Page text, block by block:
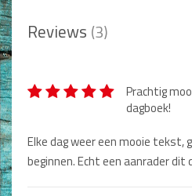
Sprekers
Reviews (3)
Sterren *
Naam *
Prachtig
dagboek!
Elke dag weer een mooie tekst,
beginnen. Echt een aanrader dit